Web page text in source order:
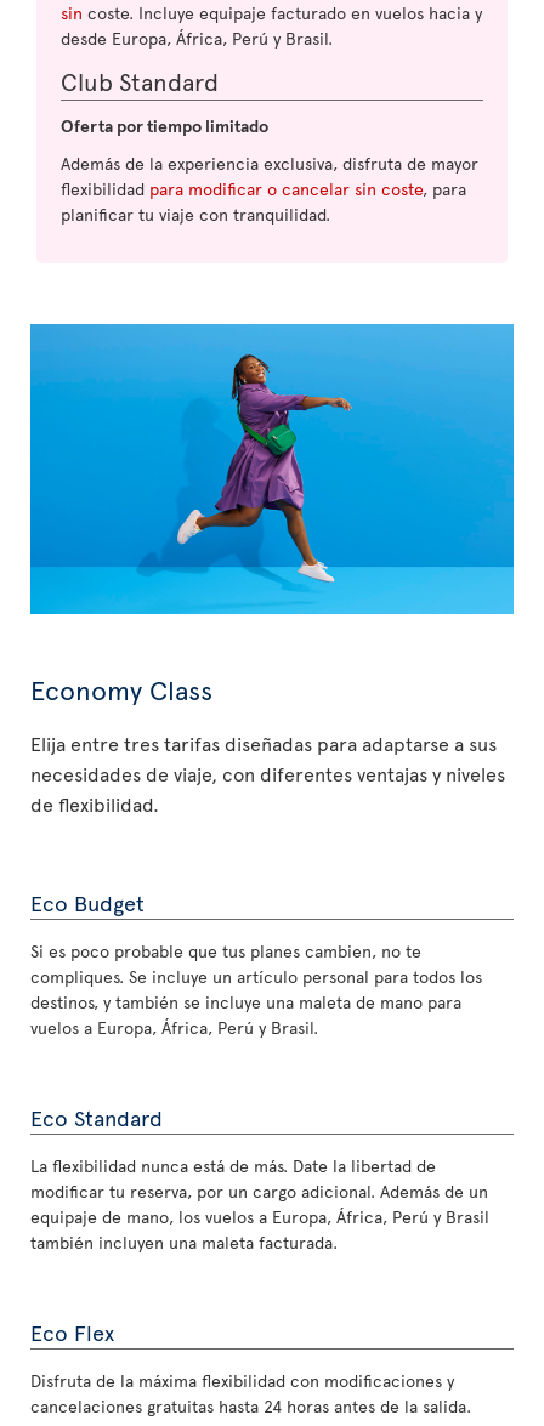
sin coste. Incluye equipaje facturado en vuelos hacia y
desde Europa, África, Perú y Brasil.
Club Standard
Oferta por tiempo limitado
Además de la experiencia exclusiva, disfruta de mayor
flexibilidad para modificar o cancelar sin coste, para
planificar tu viaje con tranquilidad.
Economy Class
Elija entre tres tarifas diseñadas para adaptarse a sus
necesidades de viaje, con diferentes ventajas y niveles
de flexibilidad.
Eco Budget
Si es poco probable que tus planes cambien, no te
compliques. Se incluye un artículo personal para todos los
destinos, y también se incluye una maleta de mano para
vuelos a Europa, África, Perú y Brasil.
Eco Standard
La flexibilidad nunca está de más. Date la libertad de
modificar tu reserva, por un cargo adicional. Además de un
equipaje de mano, los vuelos a Europa, África, Perú y Brasil
también incluyen una maleta facturada.
Eco Flex
Disfruta de la máxima flexibilidad con modificaciones y
cancelaciones gratuitas hasta 24 horas antes de la salida.